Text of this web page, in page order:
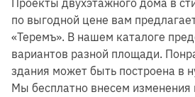
Проекты двухэтажного дома в
по выгодной цене вам
«Теремъ». В нашем каталоге
вариантов разной площади.
здания может быть построена в
Мы бесплатно внесем